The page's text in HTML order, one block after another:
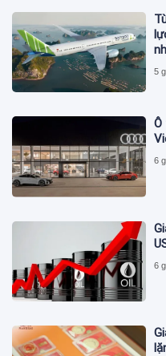
5
Ô
6
6